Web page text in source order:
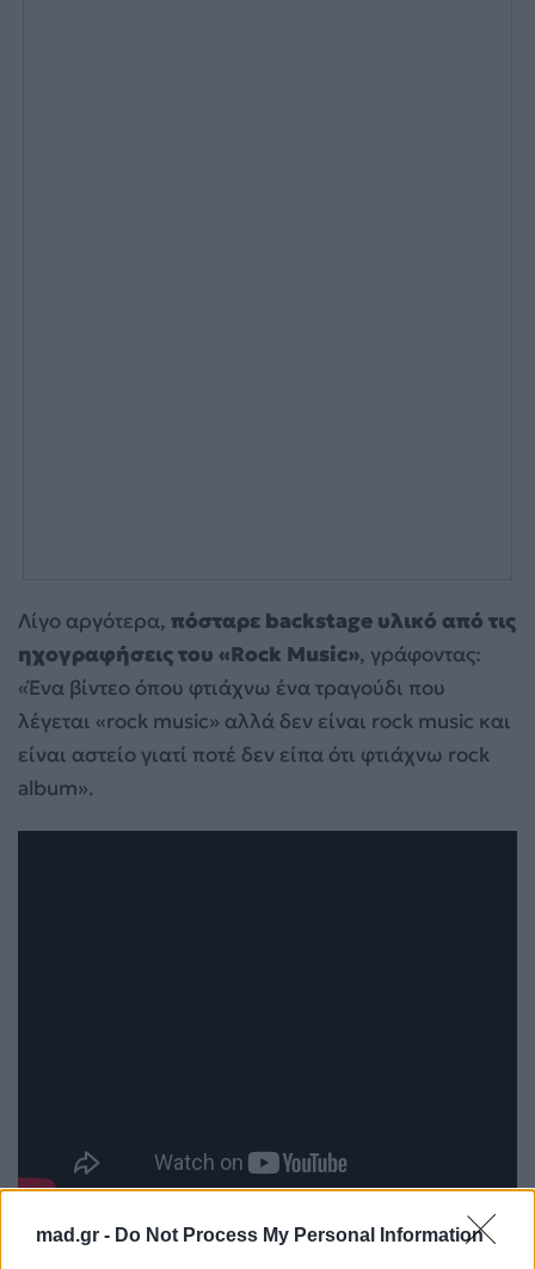
mad.gr - Do Not Process My Personal Information
Λίγο αργότερα, πόσταρε backstage υλικό από τις
ηχογραφήσεις του «Rock Music», γράφοντας:
«Ένα βίντεο όπου φτιάχνω ένα τραγούδι που
λέγεται «rock music» αλλά δεν είναι rock music και
είναι αστείο γιατί ποτέ δεν είπα ότι φτιάχνω rock
album».
Όσο για το επόμενο έβδομο studio album της, δεν